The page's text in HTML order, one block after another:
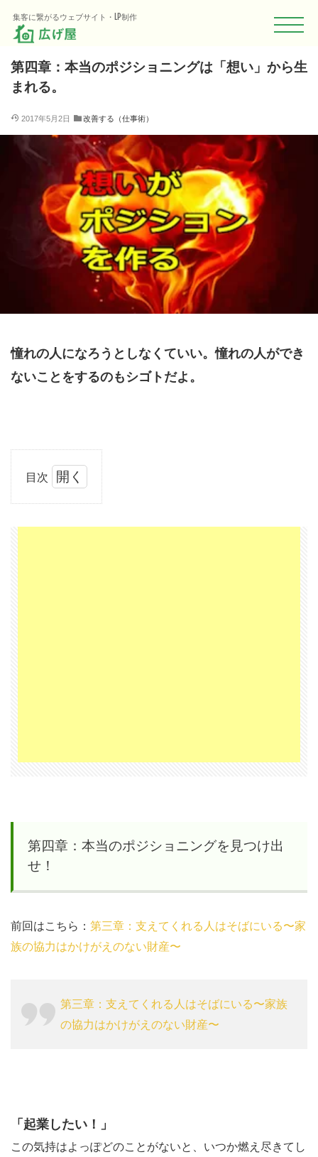
集客に繋がるウェブサイト・LP制作
HOME Blog 改善する（仕事術）
第四章：本当のポジショニングは「想い」から生
まれる。
2017年5月2日 改善する（仕事術）
憧れの人になろうとしなくていい。憧れの人ができ
ないことをするのもシゴトだよ。
目次
1
こそ
の光
起業
す
り
「社
1.3
「守」
第四章：本当のポジショニングを見つけ出
せ！
前回はこちら： 第三章：支えてくれる人はそばにいる〜家
族の協力はかけがえのない財産〜
第三章：支えてくれる人はそばにいる〜家族
の協力はかけがえのない財産〜
「起業したい！」
この気持はよっぽどのことがないと、いつか燃え尽きてし